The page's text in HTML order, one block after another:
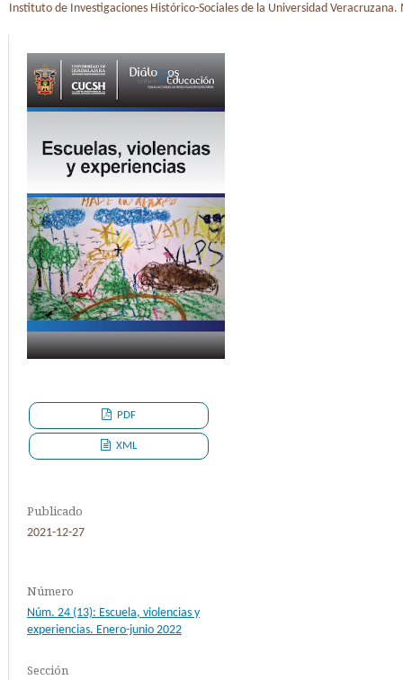
Instituto de Investigaciones Histórico-Sociales de la Universidad Veracruzana.
PDF
XML
Publicado
2021-12-27
Número
Núm. 24 (13): Escuela, violencias y
experiencias. Enero-junio 2022
Sección